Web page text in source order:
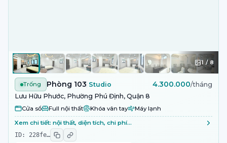
1 / 8
Trống Phòng 103 Studio 4.300.000/tháng
Lưu Hữu Phước, Phường Phú Định, Quận 8
Cửa sổ Full nội thất Khóa vân tay Máy lạnh
Xem chi tiết: nội thất, diện tích, chi phí…
ID: 228fe…